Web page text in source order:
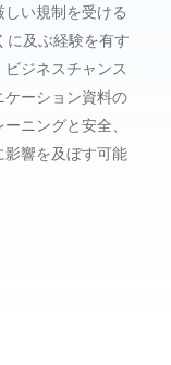
い規制を受ける
に及ぶ経験を有す
ジネスチャンス
ケーション資料の
ニングと安全、
影響を及ぼす可能